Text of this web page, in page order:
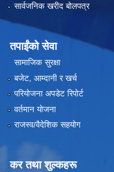
सार्वजनिक खरीद बोलपत्र
तपाईंको सेवा
सामाजिक सुरक्षा
बजेट, आम्दानी र खर्च
परियोजना अपडेट रिपोर्ट
वर्तमान योजना
राजस्व/वैदेशिक सहयोग
कर तथा शुल्कहरू